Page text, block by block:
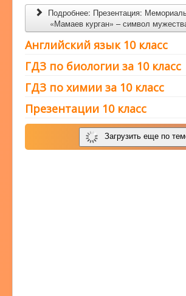
Подробнее: Презентация:
«Мамаев курган» – символ
Английский язык 10 класс
ГДЗ по биологии за 10 класс
ГДЗ по химии за 10 класс
Презентации 10 класс
Загрузить еще по